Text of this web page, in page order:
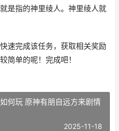
是指的神里绫人。神里绫人就
速完成该任务，获取相关奖励
简单的呢！完成吧！
何玩 原神有朋自远方来剧情
2025-11-18